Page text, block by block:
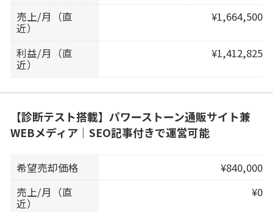
売上/月（直
近）
¥1,664,500
利益/月（直
近）
¥1,412,825
【診断テスト搭載】パワーストーン通販サイト兼
WEBメディア｜SEO記事付きで運営可能
希望売却価格
¥840,000
売上/月（直
近）
¥0